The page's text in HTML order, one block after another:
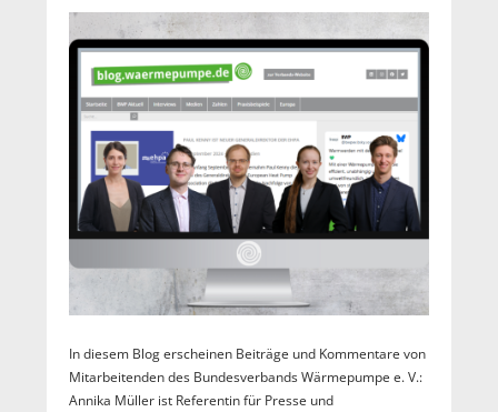
In diesem Blog erscheinen Beiträge und Kommentare von
Mitarbeitenden des Bundesverbands Wärmepumpe e. V.:
Annika Müller ist Referentin für Presse und